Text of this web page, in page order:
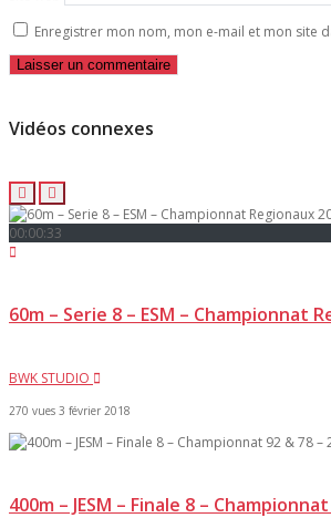
Enregistrer mon nom, mon e-mail et mon site
Vidéos connexes
00:00:33
60m – Serie 8 – ESM – Championnat
BWK STUDIO
270 vues 3 février 2018
400m – JESM – Finale 8 –